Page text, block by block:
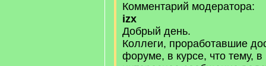
Комментарий модератора:
izx
Добрый день.
Коллеги, проработавшие
форуме, в курсе, что тему,